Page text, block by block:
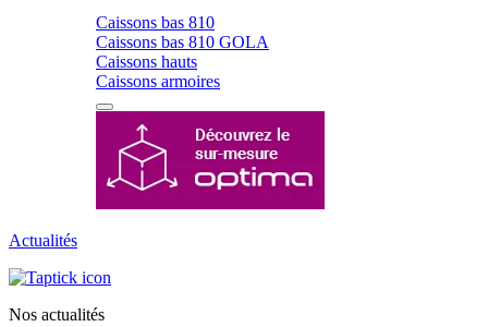
Caissons bas 810
Caissons bas 810 GOLA
Caissons hauts
Caissons armoires
Actualités
Nos actualités